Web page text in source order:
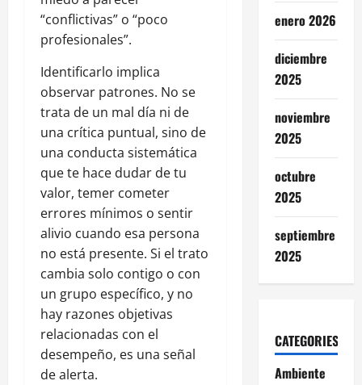
“conflictivas” o “poco
profesionales”.
Identificarlo implica
observar patrones. No se
trata de un mal día ni de
una crítica puntual, sino de
una conducta sistemática
que te hace dudar de tu
valor, temer cometer
errores mínimos o sentir
alivio cuando esa persona
no está presente. Si el trato
cambia solo contigo o con
un grupo específico, y no
hay razones objetivas
relacionadas con el
desempeño, es una señal
de alerta.
enero 2026
diciembre
2025
noviembre
2025
octubre
2025
septiembre
2025
CATEGORIES
Ambiente